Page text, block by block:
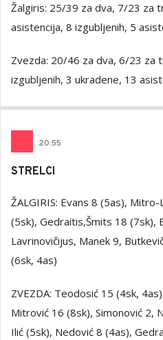
Žalgiris: 25/39 za dva, 7/23 za
asistencija, 8 izgubljenih, 5
Zvezda: 20/46 za dva, 6/23 za
izgubljenih, 3 ukradene, 13
20:55
STRELCI
ŽALGIRIS: Evans 8 (5as),
(5sk), Gedraitis,Šmits 18 (7sk),
Lavrinovičijus, Manek 9,
(6sk, 4as)
ZVEZDA: Teodosić 15 (4sk,
Mitrović 16 (8sk), Simonović 2,
Ilić (5sk), Nedović 8 (4as),